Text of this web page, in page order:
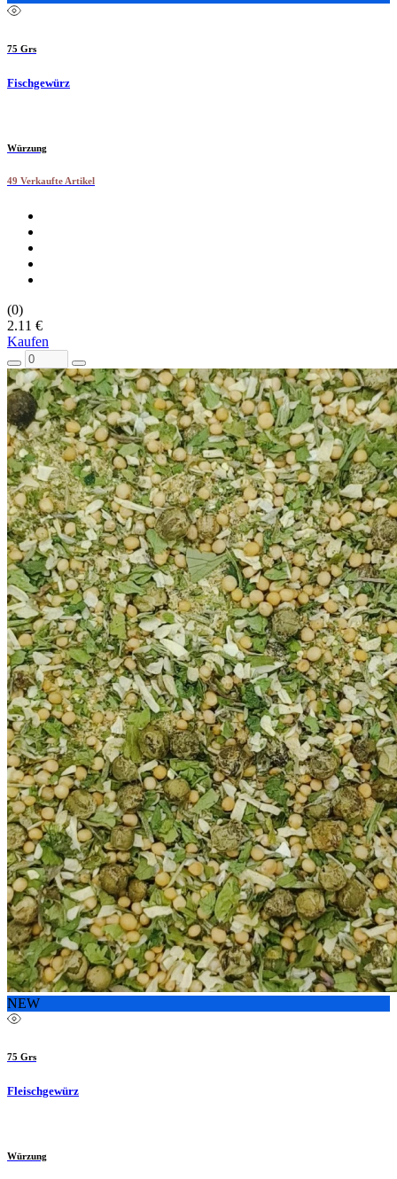
75 Grs
Fischgewürz
Würzung
49 Verkaufte Artikel
(0)
2.11 €
Kaufen
NEW
75 Grs
Fleischgewürz
Würzung